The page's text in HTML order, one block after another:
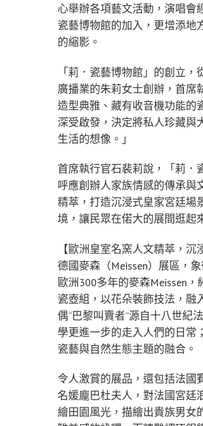
心舉辦各項藝文活動，演唱會
瓷藝博物館的加入，更增添地
的縮影。
「莉．瓷藝博物館」的創立
廣播業的朱莉女士創辦，首席
造型典雅、藏有收音機功能的
深受啟發，決定將私人珍藏與
生活的想像。」
首席執行官石裴莉說，「莉．
呼應創辦人家族情感的傳承與
精萃，打造沉浸式皇家宮廷場
境，讓民眾在偌大的展間逛起
【歐洲皇室名窯人文精萃，沉
德國麥森（Meissen）展區，
歐洲300多年的麥森Meissen
瓷壺組，以花朵裝飾技法，融
偶”巴黎叫賣者”源自十八世紀
學更進一步的走入人們的日常
瓷藝與自然生態主題的融合。
令人激賞的展品，還包括法國
名媛龐巴杜夫人，對法國宮廷
繪田園風光，描繪出貴族男女